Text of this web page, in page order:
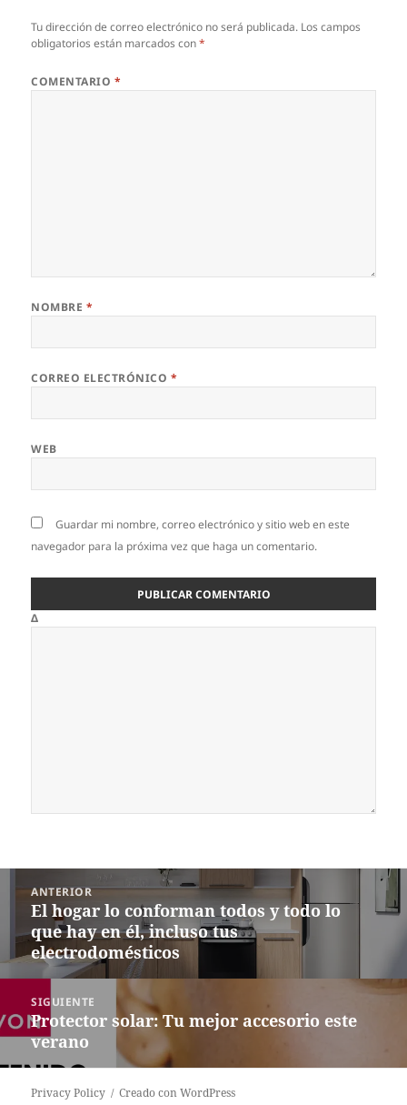
Tu dirección de correo electrónico no será publicada. Los campos
obligatorios están marcados con*
COMENTARIO *
NOMBRE *
CORREO ELECTRÓNICO *
WEB
Guardar mi nombre, correo electrónico y sitio web en este
navegador para la próxima vez que haga un comentario.
Δ
entradas
ANTERIOR
Entrada
anterior:
El hogar lo conforman todos y todo lo
que hay en él, incluso tus
electrodomésticos
SIGUIENTE
Siguiente
entrada:
Protector solar: Tu mejor accesorio este
verano
Privacy Policy Creado con WordPress